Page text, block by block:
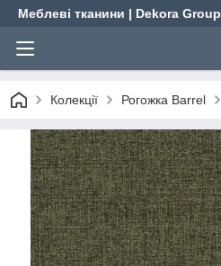
Меблеві тканини | Dekora Group
Колекції Рогожка Barrel